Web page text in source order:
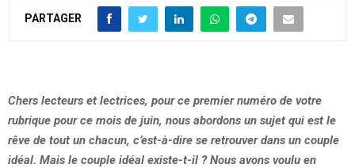
PARTAGER
Chers lecteurs et lectrices, pour ce premier numéro de votre
rubrique pour ce mois de juin, nous abordons un sujet qui est le
rêve de tout un chacun, c’est-à-dire se retrouver dans un couple
idéal. Mais le couple idéal existe-t-il ? Nous avons voulu en